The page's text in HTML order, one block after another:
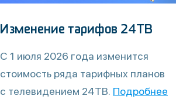
Изменение тарифов 24ТВ
С 1 июля 2026 года изменится
стоимость ряда тарифных планов
с телевидением 24ТВ. Подробнее